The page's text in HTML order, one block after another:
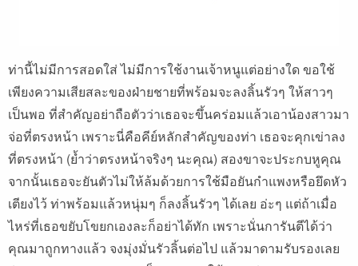
ท่านี้ไม่มีการสอดใส่ ไม่มีการใช้งานเจ้าหนูแต่อย่างใด ขอใช้
เพียงความเสียสละของฝ่ายชายที่พร้อมจะลงลิ้นรัวๆ ให้สาวๆ
เป็นพอ ที่สำคัญอย่าถือตัวว่าเธอจะขึ้นคร่อมแล้วเอาน้องสาวมา
จ่อที่ตรงหน้า เพราะนี่คือคีย์หลักสำคัญของท่า เธอจะคุกเข่าลง
ที่ตรงหน้า (ย้ำว่าตรงหน้าจริงๆ นะคุณ) สองขาจะประกบหูคุณ
จากนั้นเธอจะยันตัวไม่ให้ล้มด้วยการใช้มือยันกำแพงหรือยึดหัว
เตียงไว้ ท่าพร้อมแล้วหนุ่มๆ ก็ลงลิ้นรัวๆ ได้เลย อ่ะๆ แต่ถ้าเมื่อ
ไหร่ที่เธอขยับโขยกเองละก็อย่าได้ทัก เพราะนั่นการันตีได้ว่า
คุณมาถูกทางแล้ว จงมุ่งมั่นรัวลิ้นต่อไป แล้วมาดามรับรองเลย